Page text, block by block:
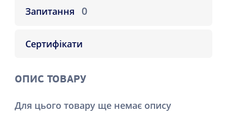
Запитання 0
Сертифікати
ОПИС ТОВАРУ
Для цього товару ще немає опису